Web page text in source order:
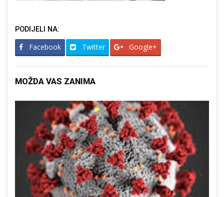
PODIJELI NA:
Facebook Twitter Google+
MOŽDA VAS ZANIMA